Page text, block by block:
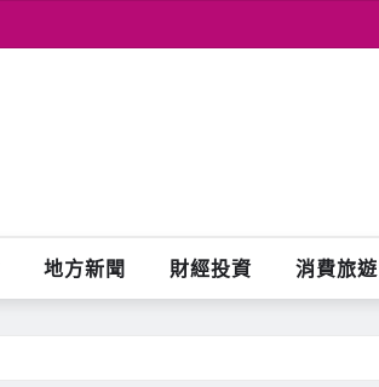
地方新聞 財經投資 消費旅遊